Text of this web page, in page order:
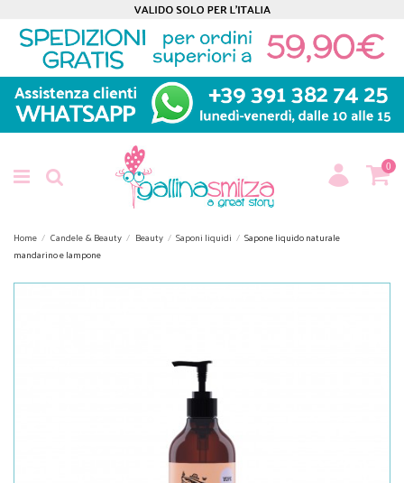
0
Home Candele & Beauty Beauty Saponi liquidi
Sapone liquido naturale
mandarino e lampone